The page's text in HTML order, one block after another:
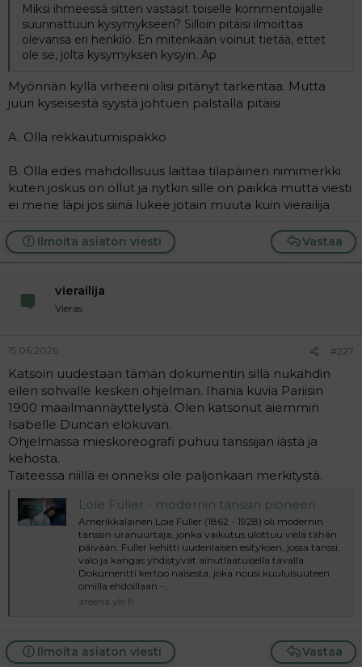
t
a
j
a
Miksi ihmeessä sitten vastasit toiselle kommentoijalle
suunnattuun kysymykseen? Silloin pitäisi ilmoittaa
olevansa eri henkilö. En mitenkään voinut tietää, ettet
ole se, jolta kysymyksen kysyin. Ap
Myönnän kyllä virheeni olisi pitänyt tarkentaa. Mutta
juuri kyseisestä syystä johtuen palstalla pitäisi
A. Olla rekkautumispakko
B. Olla edes mahdollisuus laittaa tilapäinen nimimerkki
kuten joskus on ollut ja nytkin sille on paikka mutta viesti
ei mene läpi jos siinä lukee jotain muuta kuin vierailija
Vastaa
Ilmoita asiaton viesti
vierailija
Vieras
15.06.2026 #227
Katsoin uudestaan tämän dokumentin sillä nukahdin
eilen sohvalle kesken ohjelman. Ihania kuvia Pariisin
1900 maailmannäyttelystä. Olen katsonut aiemmin
Isabelle Duncan elokuvan.
Ohjelmassa mieskoreografi puhuu tanssijan iästä ja
kehosta.
Taiteessa niillä ei onneksi ole paljonkaan merkitystä.
Loïe Fuller - modernin tanssin pioneeri
Amerikkalainen Loïe Fuller (1862 - 1928) oli modernin
tanssin uranuurtaja, jonka vaikutus ulottuu vielä tähän
päivään. Fuller kehitti uudenlaisen esityksen, jossa tanssi,
valo ja kangas yhdistyvät ainutlaatuisella tavalla.
Dokumentti kertoo naisesta, joka nousi kuuluisuuteen
omilla ehdoillaan -...
areena.yle.fi
Vastaa
Ilmoita asiaton viesti